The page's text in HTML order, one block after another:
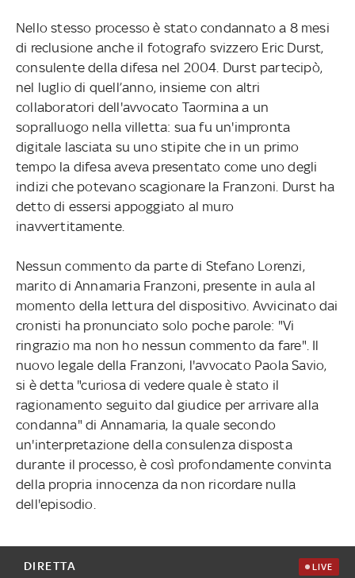
Nello stesso processo è stato condannato a 8 mesi
di reclusione anche il fotografo svizzero Eric Durst,
consulente della difesa nel 2004. Durst partecipò,
nel luglio di quell’anno, insieme con altri
collaboratori dell'avvocato Taormina a un
sopralluogo nella villetta: sua fu un'impronta
digitale lasciata su uno stipite che in un primo
tempo la difesa aveva presentato come uno degli
indizi che potevano scagionare la Franzoni. Durst ha
detto di essersi appoggiato al muro
inavvertitamente.
Nessun commento da parte di Stefano Lorenzi,
marito di Annamaria Franzoni, presente in aula al
momento della lettura del dispositivo. Avvicinato dai
cronisti ha pronunciato solo poche parole: "Vi
ringrazio ma non ho nessun commento da fare". Il
nuovo legale della Franzoni, l'avvocato Paola Savio,
si è detta "curiosa di vedere quale è stato il
ragionamento seguito dal giudice per arrivare alla
condanna" di Annamaria, la quale secondo
un'interpretazione della consulenza disposta
durante il processo, è così profondamente convinta
della propria innocenza da non ricordare nulla
dell'episodio.
DIRETTA LIVE